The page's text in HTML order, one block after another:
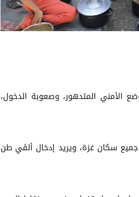
الأمني المتدهور، وصعوبة الدخول،
جميع سكان غزة، ويريد إدخال ألفَي طن